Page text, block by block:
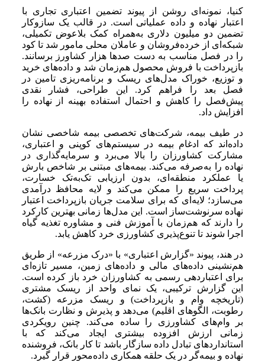
کنیا، نمونه‌ای روشن از پیوند تضمین اعتباری تجاری با
اعتبار نهاده و داده عملیاتی است. در قالب یک سازوکار
تضمین دو میلیون دلاری به‌همراه کمک بلاعوض تکمیلی،
شبکه‌ای از خرده‌فروشان و عاملان محلی مامور شد تا کود
را در فصل مناسب به دست صدها هزار کشاورز برسانند.
بازپرداخت با فروش محصول هم‌زمان شد و داده‌های خرید
و توزیع، خوراک مدل‌های ریسک و برنامه‌ریزی تامین در
فصل بعد را فراهم کرد. این طراحی، فشار نقدی
پیش‌فصل را کاهش و احتمال استفاده بهینه از نهاده را
افزایش داد.
در طیف بیمه، شرکت‌های تخصصی بیمه شاخصی نشان
داده‌اند که ادغام بیمه در سیستم‌های کوپنی و اعتباری،
مشارکت کشاورزان را بالا می‌برد و سرمایه‌گذاری در
نهاده را به‌صرفه می‌کند. بیمه‌های مبتنی بر شاخص بارش
یا عملکرد منطقه‌ای، بدون ارزیابی تک‌به‌تک خسارت،
پرداخت سریع را ممکن می‌کند و لایه محافظ درآمدی
می‌سازد؛ لایه‌ای که برای سلامت جریان بازپرداخت اعتبار
نهاده سرنوشت‌ساز است. این مدل‌ها زمانی بهترین کارکرد
را دارند که هم‌زمان با آموزش فنی و مشاوره تغذیه گیاه
اجرا شوند تا تنوع‌پذیری کشاورزی خرد کاهش یابد.
در هند، پیوند «گزارش اعتباری» با «درک مزرعه» از طریق
هم‌نشینی داده‌های مالی و داده‌های زمین، مسیر تازه‌ای
برای اعتباردهی رسمی به کشاورزان خرد باز کرده است.
این گزارش ترکیبی، یک نمای واحد از ریسک مشتری
(تاریخچه وام و بازپرداخت) و ریسک مزرعه (کشت،
رطوبت، الگوهای اقلیم) می‌دهد و پذیرش و نظارت بانک‌ها
بر وام‌های کشاورزی را ساده می‌کند. چنین رویکردی
زمانی ارزش افزوده بیشتری ایجاد می‌کند که با
استانداردهای تبادل داده سازگار باشد تا کار بانک، فروشنده
نهاده و بیمه‌گر در یک حلقه همکاری داده‌محور قرار گیرد.